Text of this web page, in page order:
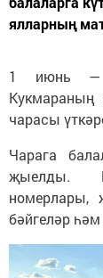
ялларның
1 июнь —
Кукмараның
чарасы
Чарага
җыелды.
номерлары,
бәйгеләр